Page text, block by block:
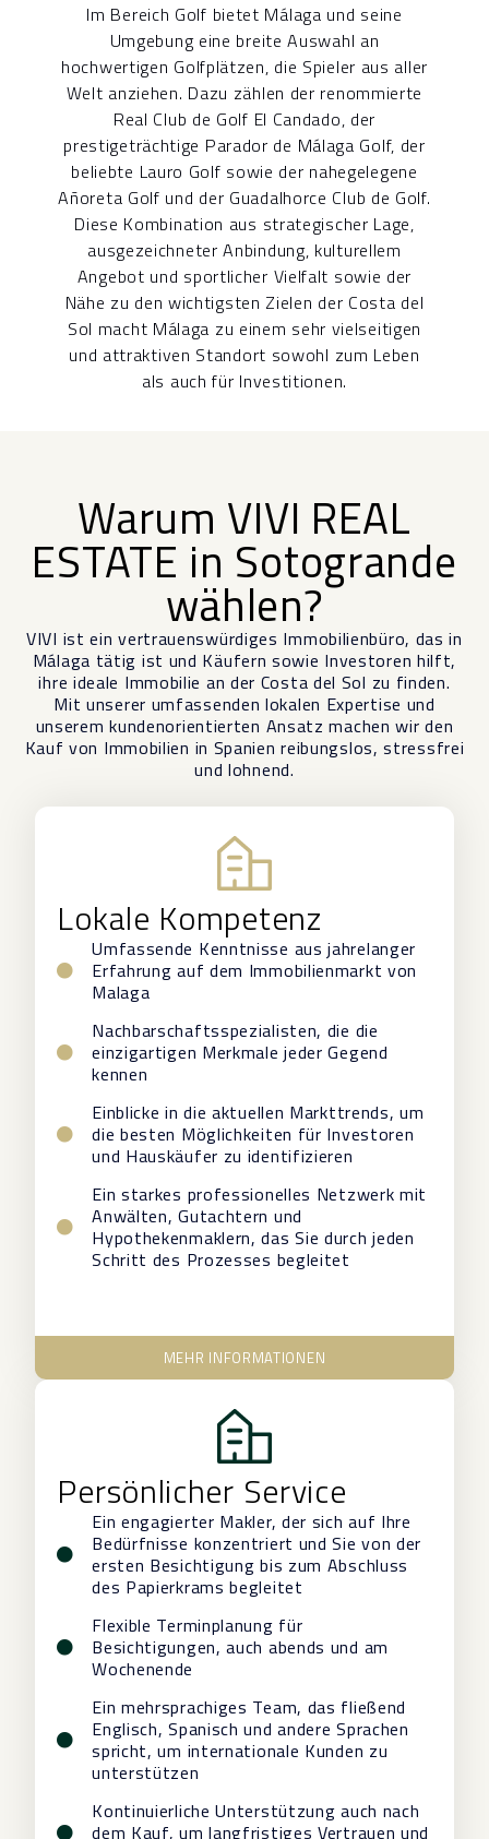
Im Bereich Golf bietet Málaga und seine
Umgebung eine breite Auswahl an
hochwertigen Golfplätzen, die Spieler aus aller
Welt anziehen. Dazu zählen der renommierte
Real Club de Golf El Candado, der
prestigeträchtige Parador de Málaga Golf, der
beliebte Lauro Golf sowie der nahegelegene
Añoreta Golf und der Guadalhorce Club de Golf.
Diese Kombination aus strategischer Lage,
ausgezeichneter Anbindung, kulturellem
Angebot und sportlicher Vielfalt sowie der
Nähe zu den wichtigsten Zielen der Costa del
Sol macht Málaga zu einem sehr vielseitigen
und attraktiven Standort sowohl zum Leben
als auch für Investitionen.
Warum VIVI REAL
ESTATE in Sotogrande
wählen?
VIVI ist ein vertrauenswürdiges Immobilienbüro, das in
Málaga tätig ist und Käufern sowie Investoren hilft,
ihre ideale Immobilie an der Costa del Sol zu finden.
Mit unserer umfassenden lokalen Expertise und
unserem kundenorientierten Ansatz machen wir den
Kauf von Immobilien in Spanien reibungslos, stressfrei
und lohnend.
Lokale Kompetenz
Umfassende Kenntnisse aus jahrelanger
Erfahrung auf dem Immobilienmarkt von
Malaga
Nachbarschaftsspezialisten, die die
einzigartigen Merkmale jeder Gegend
kennen
Einblicke in die aktuellen Markttrends, um
die besten Möglichkeiten für Investoren
und Hauskäufer zu identifizieren
Ein starkes professionelles Netzwerk mit
Anwälten, Gutachtern und
Hypothekenmaklern, das Sie durch jeden
Schritt des Prozesses begleitet
MEHR INFORMATIONEN
Persönlicher Service
Ein engagierter Makler, der sich auf Ihre
Bedürfnisse konzentriert und Sie von der
ersten Besichtigung bis zum Abschluss
des Papierkrams begleitet
Flexible Terminplanung für
Besichtigungen, auch abends und am
Wochenende
Ein mehrsprachiges Team, das fließend
Englisch, Spanisch und andere Sprachen
spricht, um internationale Kunden zu
unterstützen
Kontinuierliche Unterstützung auch nach
dem Kauf, um langfristiges Vertrauen und